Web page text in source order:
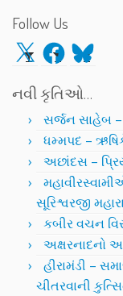
Follow Us
X Facebook
Bluesky
નવી કૃતિઓ…
સર્જન સાહેબ –
ધમ્મપદ –
અછાંદસ –
સૂરિશ્વરજી
કબીર વચન
અક્ષરનાદનો
હીરામંડી –
ચીતરવાની